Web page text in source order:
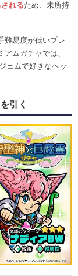
れるため、未所持
難易度が低いプレ
ムガチャでは、
ェムで好きなヘッ
引く